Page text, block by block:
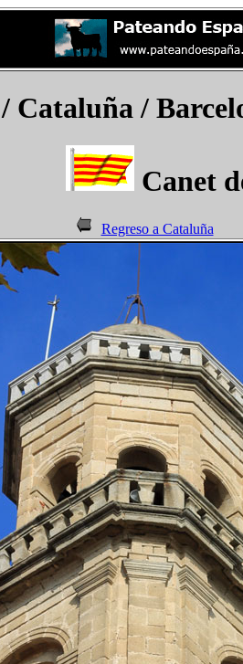
/ Cataluña /
Canet
Regreso a Cataluña